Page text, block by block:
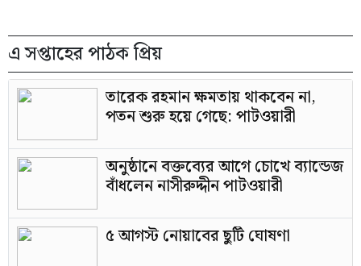
এ সপ্তাহের পাঠক প্রিয়
তারেক রহমান ক্ষমতায় থাকবেন না,
পতন শুরু হয়ে গেছে: পাটওয়ারী
অনুষ্ঠানে বক্তব্যের আগে চোখে ব্যান্ডেজ
বাঁধলেন নাসীরুদ্দীন পাটওয়ারী
৫ আগস্ট নোয়াবের ছুটি ঘোষণা